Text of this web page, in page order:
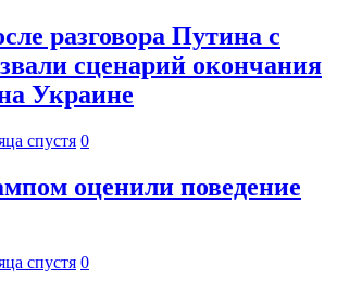
разговора Путина с
сценарий окончания
Украине
спустя 0
оценили поведение
спустя 0